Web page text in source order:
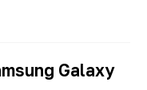
Galaxy